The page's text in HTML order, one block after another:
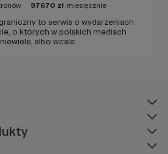
97670 zł miesięcznie
to serwis o wydarzeniach
o których w polskich mediach
albo wcale.